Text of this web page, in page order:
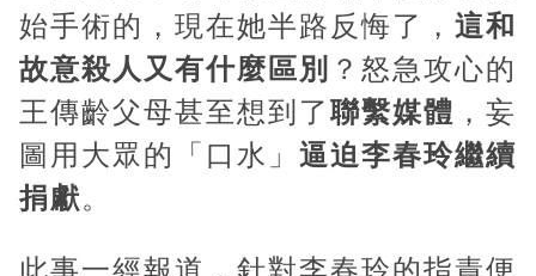
始手術的，現在她半路反悔了， 這和
故意殺人又有什麼區別 ？怒急攻心的
王傳齡父母甚至想到了聯繫媒體 ，妄
圖用大眾的「口水」 逼迫李春玲繼續
捐獻。
此事一經報道，針對李春玲的指責便